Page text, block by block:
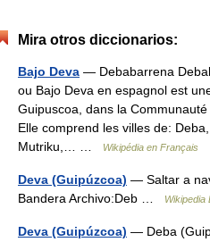
Mira otros diccionarios:
Bajo Deva — Debabarrena
ou Bajo Deva en espagnol est
Guipuscoa, dans la
Elle comprend les villes de:
Mutriku,… …
Wikipédia en Français
Deva (Guipúzcoa) — Saltar a
Bandera Archivo:Deb …
Wikipedia
Deva (Guipúzcoa) — Deba